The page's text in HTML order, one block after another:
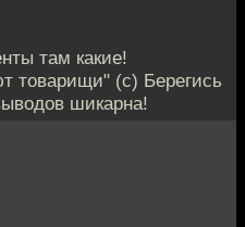
там какие!
товарищи" (с) Берегись
шикарна!